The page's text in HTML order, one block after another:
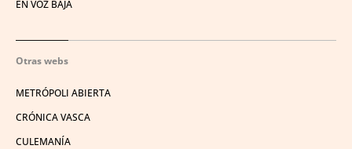
EN VOZ BAJA
Otras webs
METRÓPOLI ABIERTA
CRÓNICA VASCA
CULEMANÍA